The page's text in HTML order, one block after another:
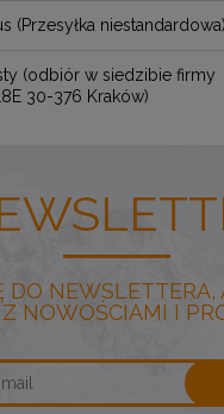
(Przesyłka niestandardowa)
(odbiór w siedzibie firmy
30-376 Kraków)
DO NEWSLETTERA,
NOWOŚCIAMI I